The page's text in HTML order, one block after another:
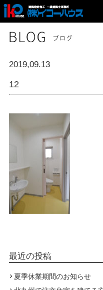
2019,09.13
12
最近の投稿
夏季休業期間のお知らせ